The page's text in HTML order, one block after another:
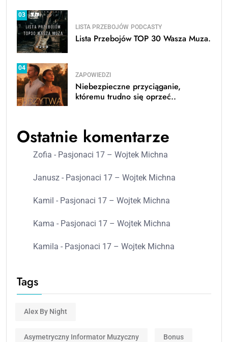
03
LISTA PRZEBOJÓW PODCASTY
Lista Przebojów TOP 30 Wasza Muza.
04
ZAPOWIEDZI
Niebezpieczne przyciąganie,
któremu trudno się oprzeć..
Ostatnie komentarze
Zofia - Pasjonaci 17 – Wojtek Michna
Janusz - Pasjonaci 17 – Wojtek Michna
Kamil - Pasjonaci 17 – Wojtek Michna
Kama - Pasjonaci 17 – Wojtek Michna
Kamila - Pasjonaci 17 – Wojtek Michna
Tags
Alex By Night
Asymetryczny Informator Muzyczny Bonus